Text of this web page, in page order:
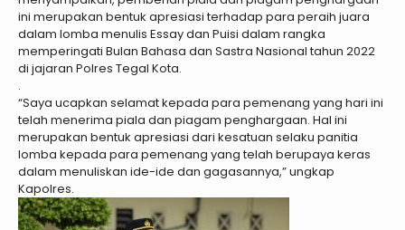
ini merupakan bentuk apresiasi terhadap para peraih juara
dalam lomba menulis Essay dan Puisi dalam rangka
memperingati Bulan Bahasa dan Sastra Nasional tahun 2022
di jajaran Polres Tegal Kota.
.
“Saya ucapkan selamat kepada para pemenang yang hari ini
telah menerima piala dan piagam penghargaan. Hal ini
merupakan bentuk apresiasi dari kesatuan selaku panitia
lomba kepada para pemenang yang telah berupaya keras
dalam menuliskan ide-ide dan gagasannya,” ungkap
Kapolres.